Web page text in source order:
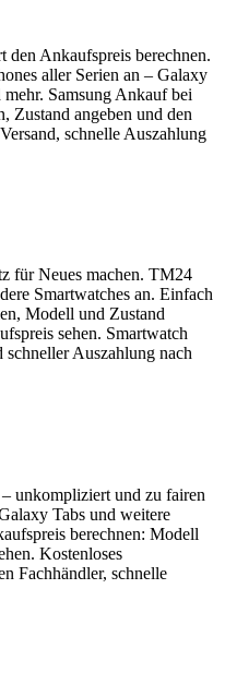
den Ankaufspreis berechnen.
aller Serien an – Galaxy
Samsung Ankauf bei
Zustand angeben und den
schnelle Auszahlung
für Neues machen. TM24
Smartwatches an. Einfach
Modell und Zustand
sehen. Smartwatch
Auszahlung nach
unkompliziert und zu fairen
Tabs und weitere
berechnen: Modell
Kostenloses
Fachhändler, schnelle